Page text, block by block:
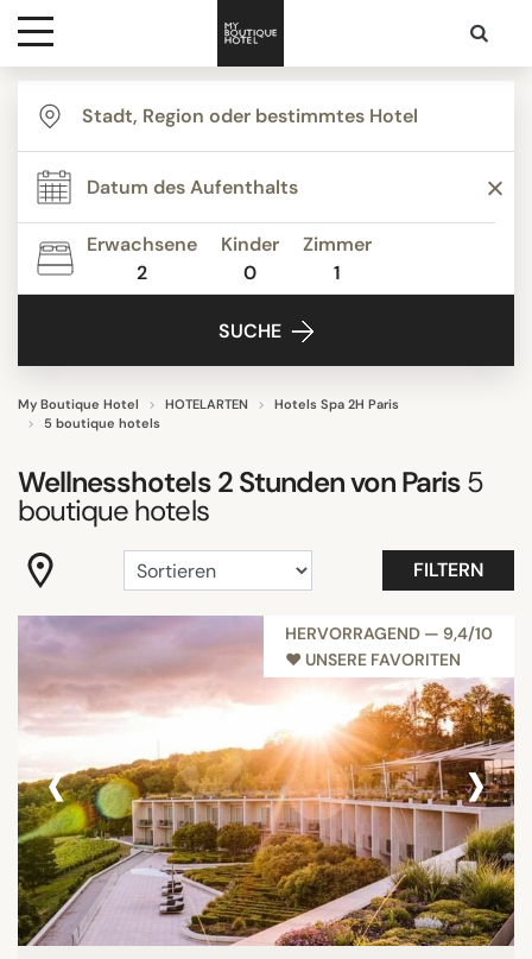
Ziele
Hotelarten
Kontakt
Erwachsene
2
Kinder
0
Zimmer
1
SUCHE
My Boutique Hotel HOTELARTEN
Hotels Spa 2H Paris
5 boutique hotels
Wellnesshotels 2 Stunden von Paris5
boutique hotels
FILTERN
THEMEN
Boutique Hotels
Luxus Boutique Hotels
Resort
Gastronomie
Vertrauliches Hotel
Week end I Parisiens
Wellness
Zimmer mit Aussicht
Alle anzeigen
HOTELAUSSTATTUNG
Besprechungsraum
Familienzimmer
Fitness
Panoramic pools
Restaurant
Schwimmbad
HERVORRAGEND — 9,4/10
♥︎ UNSERE FAVORITEN
‹ ›